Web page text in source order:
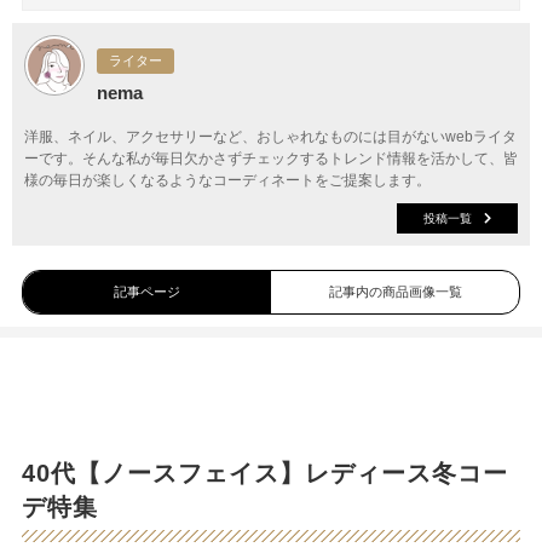
ライター
nema
洋服、ネイル、アクセサリーなど、おしゃれなものには目がないwebライタ
ーです。そんな私が毎日欠かさずチェックするトレンド情報を活かして、皆
様の毎日が楽しくなるようなコーディネートをご提案します。
投稿一覧
記事ページ 記事内の商品画像一覧
40代【ノースフェイス】レディース冬コー
デ特集